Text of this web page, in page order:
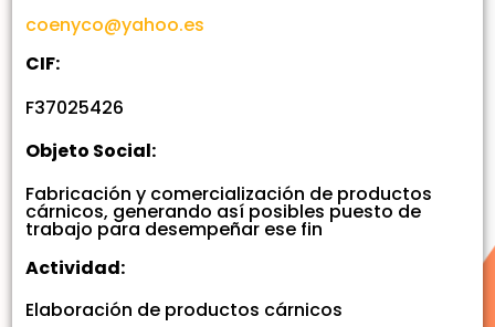
coenyco@yahoo.es
CIF:
F37025426
Objeto Social:
Fabricación y comercialización de productos
cárnicos, generando así posibles puesto de
trabajo para desempeñar ese fin
Actividad:
Elaboración de productos cárnicos